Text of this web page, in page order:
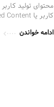
کاربر یا User Generated Content هر نوع محتوایی است – …
ادامه خواندن